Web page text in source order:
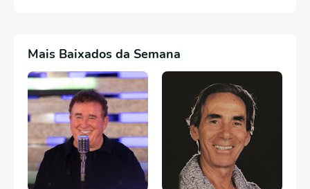
Mais Baixados da Semana